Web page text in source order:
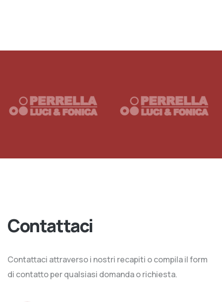
Contattaci
Contattaci attraverso i nostri recapiti o compila il form
di contatto per qualsiasi domanda o richiesta.